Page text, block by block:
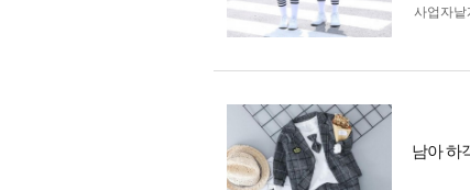
사업자
남아 하